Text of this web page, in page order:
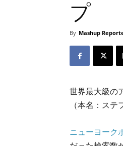
プ
By Mashup
世界最大級の
（本名：ス
ニューヨーク